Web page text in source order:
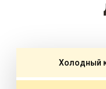
Холодный